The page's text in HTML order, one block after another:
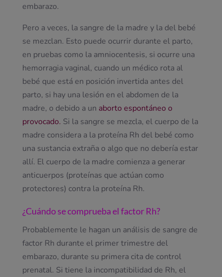
embarazo.
Pero a veces, la sangre de la madre y la del bebé
se mezclan. Esto puede ocurrir durante el parto,
en pruebas como la amniocentesis, si ocurre una
hemorragia vaginal, cuando un médico rota al
bebé que está en posición invertida antes del
parto, si hay una lesión en el abdomen de la
madre, o debido a un aborto espontáneo o
provocado. Si la sangre se mezcla, el cuerpo de la
madre considera a la proteína Rh del bebé como
una sustancia extraña o algo que no debería estar
allí. El cuerpo de la madre comienza a generar
anticuerpos (proteínas que actúan como
protectores) contra la proteína Rh.
¿Cuándo se comprueba el factor Rh?
Probablemente le hagan un análisis de sangre de
factor Rh durante el primer trimestre del
embarazo, durante su primera cita de control
prenatal. Si tiene la incompatibilidad de Rh, el